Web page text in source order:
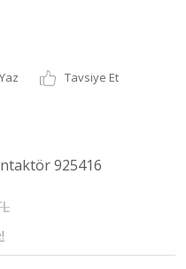
Tavsiye Et
925416